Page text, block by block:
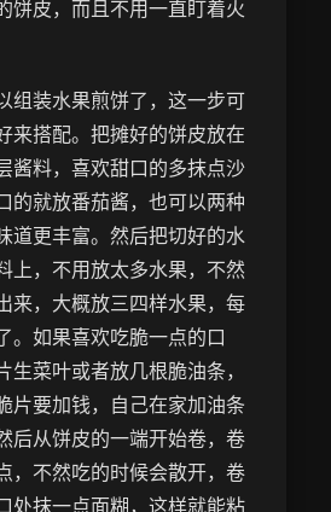
饼皮，而且不用一直盯着火
组装水果煎饼了，这一步可
来搭配。把摊好的饼皮放在
酱料，喜欢甜口的多抹点沙
的就放番茄酱，也可以两种
道更丰富。然后把切好的水
上，不用放太多水果，不然
来，大概放三四样水果，每
。如果喜欢吃脆一点的口
生菜叶或者放几根脆油条，
片要加钱，自己在家加油条
后从饼皮的一端开始卷，卷
，不然吃的时候会散开，卷
处抹一点面糊，这样就能粘